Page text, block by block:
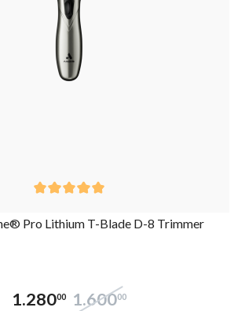
Pro Lithium T-Blade D-8 Trimmer
1.28000 1.60000